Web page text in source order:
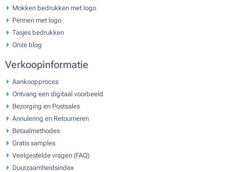
Mokken bedrukken met logo
Pennen met logo
Tasjes bedrukken
Onze blog
Verkoopinformatie
Aankoopproces
Ontvang een digitaal voorbeeld
Bezorging en Postsales
Annulering en Retourneren
Betaalmethodes
Gratis samples
Veelgestelde vragen (FAQ)
Duurzaamheidsindex